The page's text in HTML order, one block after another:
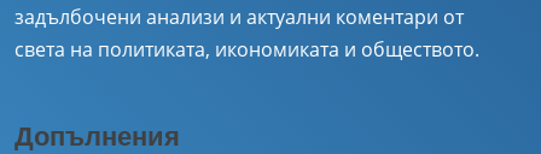
задълбочени анализи и актуални коментари от
света на политиката, икономиката и обществото.
Допълнения